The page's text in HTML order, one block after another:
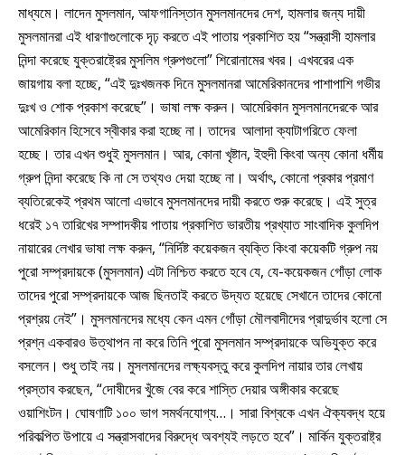
মাধ্যমে। লাদেন মুসলমান, আফগানিস্তান মুসলমানদের দেশ, হামলার জন্য দায়ী
মুসলমানরা এই ধারণাগুলোকে দৃঢ় করতে এই পাতায় প্রকাশিত হয় “সন্ত্রাসী হামলার
নিন্দা করেছে যুক্তরাষ্ট্রের মুসলিম গ্রুপগুলো” শিরোনামের খবর। এখবরের এক
জায়গায় বলা হচ্ছে, “এই দুঃখজনক দিনে মুসলমানরা আমেরিকানদের পাশাপাশি গভীর
দুঃখ ও শোক প্রকাশ করেছে”। ভাষা লক্ষ করুন। আমেরিকান মুসলমানদেরকে আর
আমেরিকান হিসেবে স্বীকার করা হচ্ছে না। তাদের আলাদা ক্যাটাগরিতে ফেলা
হচ্ছে। তার এখন শুধুই মুসলমান। আর, কোনা খৃষ্টান, ইহুদী কিংবা অন্য কোনা ধর্মীয়
গ্রুপ নিন্দা করেছে কি না সে তথ্যও দেয়া হচ্ছে না। অর্থাৎ, কোনো প্রকার প্রমাণ
ব্যতিরেকেই প্রথম আলো এভাবে মুসলমানদের দায়ী করতে শুরু করেছে। এই সুত্র
ধরেই ১৭ তারিখের সম্পাদকীয় পাতায় প্রকাশিত ভারতীয় প্রখ্যাত সাংবাদিক কুলদিপ
নায়ারের লেখার ভাষা লক্ষ করুন, “নির্দিষ্ট কয়েকজন ব্যক্তি কিংবা কয়েকটি গ্রুপ নয়
পুরো সম্প্রদায়কে (মুসলমান) এটা নিশ্চিত করতে হবে যে, যে-কয়েকজন গোঁড়া লোক
তাদের পুরো সম্প্রদায়কে আজ ছিনতাই করতে উদ্যত হয়েছে সেখানে তাদের কোনো
প্রশ্রয় নেই”। মুসলমানদের মধ্যে কেন এমন গোঁড়া মৌলবাদীদের প্রাদুর্ভাব হলো সে
প্রশ্ন একবারও উত্থাপন না করে তিনি পুরো মুসলমান সম্প্রদায়কে অভিযুক্ত করে
বসলেন। শুধু তাই নয়। মুসলমানদের লক্ষ্যবস্তু করে কুলদিপ নায়ার তার লেখায়
প্রস্তাব করছেন, “দোষীদের খুঁজে বের করে শাস্তি দেয়ার অঙ্গীকার করেছে
ওয়াশিংটন। ঘোষণাটি ১০০ ভাগ সমর্থনযোগ্য…। সারা বিশ্বকে এখন ঐক্যবদ্ধ হয়ে
পরিকল্পিত উপায়ে এ সন্ত্রাসবাদের বিরুদ্ধে অবশ্যই লড়তে হবে”। মার্কিন যুক্তরাষ্ট্র